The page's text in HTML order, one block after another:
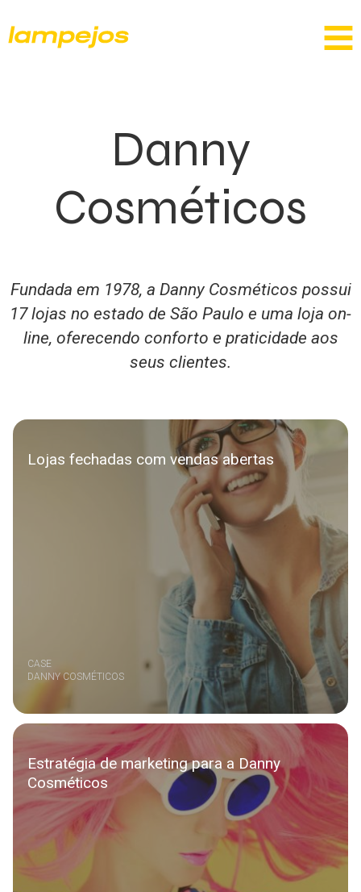
Danny
Cosméticos
Fundada em 1978, a Danny Cosméticos possui
17 lojas no estado de São Paulo e uma loja on-
line, oferecendo conforto e praticidade aos
seus clientes.
Lojas fechadas com vendas abertas
CASE
DANNY COSMÉTICOS
Estratégia de marketing para a Danny
Cosméticos